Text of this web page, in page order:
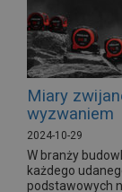
Miary
wyzwaniem
2024-10-29
W branży
każdego
podstawowych